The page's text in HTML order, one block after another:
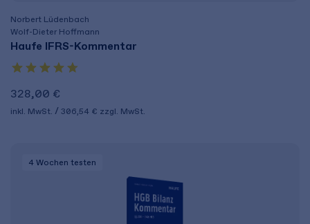
Norbert Lüdenbach
Wolf-Dieter Hoffmann
Haufe IFRS-Kommentar
328,00 €
inkl. MwSt. 306,54 € zzgl. MwSt.
4 Wochen testen